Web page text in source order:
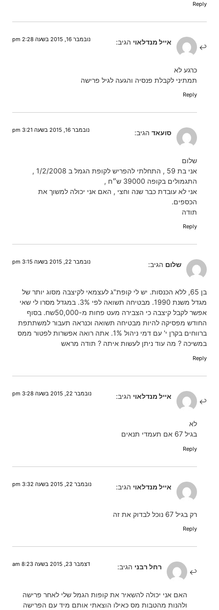
Reply
אייל מנדלאוי הגיב: נובמבר 16, 2015 בשעה 2:28 pm
כרגע לא
תמתיני לקבלת פנסיה והגעה לגיל פרישה
Reply
סועאד הגיב: נובמבר 16, 2015 בשעה 3:21 pm
שלום
אני בת 59 , התחלתי להפריש לקופת הגמל ב 1/2/2008 ,
התגמולים בקופה 39000 ש״ח ,
אני לא עובדת כבר שנה וחצי , האם אני יכולה למשוך את
הכספים.
תודה
Reply
שלום הגיב: נובמבר 22, 2015 בשעה 3:15 pm
בן 65, ללא הכנסות. יש לי קופת"ג לעצמאי לקיצבה מסוג יותר של
מגדל משנת 1990. מבטיחה תשואה לפי 3%. במגדל מסרו לי שאי
אפשר לקבל קיצבה כי הצבירה מעט פחות מ-50,000שח. בסוף
החודש מפסיקה להיות מבטיחה תשואה וכנראה תעבור למשתתפת
ברווחים בקרן י' עם דמי ניהול 1%. אתה רואה אפשרות לפטור ממס
במשיכה ? מה עוד ניתן לעשות איתה ? תודה מראש
Reply
אייל מנדלאוי הגיב: נובמבר 22, 2015 בשעה 3:28 pm
לא
בגיל 67 אם תעמדי תנאים
Reply
אייל מנדלאוי הגיב: נובמבר 22, 2015 בשעה 3:32 pm
רק בגיל 67 נוכל לבדוק את זה
Reply
רחל רבני הגיב: דצמבר 23, 2015 בשעה 8:23 am
האם אני יכולה להשאיר את קופות הגמל שלי לאחר פרישה
ולהנות מהטבות מס כאילו הוצאתי אותם מיד עם הפרישה